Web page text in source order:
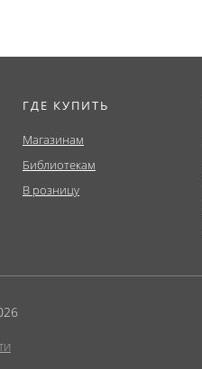
ГДЕ КУПИТЬ
Магазинам
Библиотекам
В розницу